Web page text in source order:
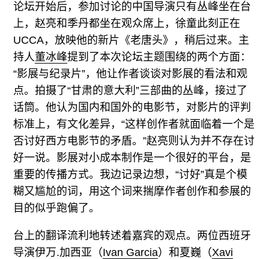
论坛开始后，参加讨论的中国导演只有丛峰坐在台
上，赵亮和季丹都坐在观众席上，徐童此刻正在
UCCA，放映他的新片《老唐头》，稍后过来。主
持人董冰峰提到了本次论坛主题围绕的两个方面：
“影展与纪录片”，他让作者谈谈对影展的看法和观
点。拍摄了“甘肃的意大利”三部曲的丛峰，接过了
话筒。他认为国内和国外的电影节，对影片的评判
标准上，有文化差异，“这样创作者就面临着一个是
否讨好西方电影节的矛盾。”赵亮则认为并不存在讨
好一说。影展对小成本制作是一个很好的平台，是
重要的传播方式。我边记录边想，“讨好”真是个模
糊又尴尬的词，用这个词来揣摩作者创作和参展的
目的似乎跑偏了。
台上的翻译流利地转述着嘉宾的观点。两位西班牙
导演伊万.加西亚（Ivan Garcia）和夏巍（Xavi